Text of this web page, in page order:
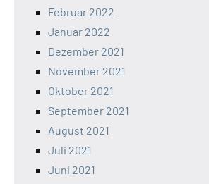
Februar 2022
Januar 2022
Dezember 2021
November 2021
Oktober 2021
September 2021
August 2021
Juli 2021
Juni 2021